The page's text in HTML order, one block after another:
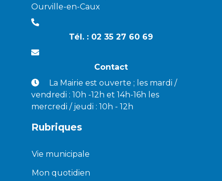
Ourville-en-Caux
Tél. : 02 35 27 60 69
Contact
La Mairie est ouverte ; les mardi /
vendredi : 10h -12h et 14h-16h les
mercredi / jeudi : 10h - 12h
Rubriques
Vie municipale
Mon quotidien